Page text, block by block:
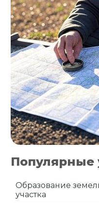
Популярные
Образование
участка